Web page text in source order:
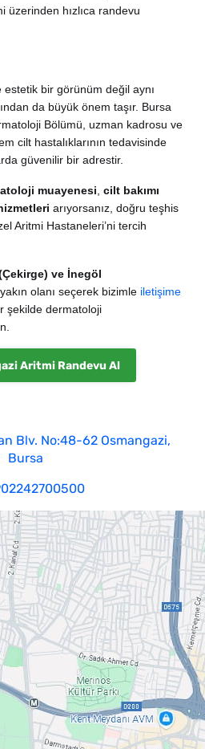
üzerinden hızlıca randevu
estetik bir görünüm değil aynı
da büyük önem taşır. Bursa
Bölümü, uzman kadrosu ve
cilt hastalıklarının tedavisinde
güvenilir bir adrestir.
muayenesi ,cilt bakımı
arıyorsanız, doğru teşhis
Aritmi Hastaneleri’ni tercih
ve İnegöl
olanı seçerek bizimle iletişime
şekilde dermatoloji
Aritmi Randevu Al
Blv. No:48-62 Osmangazi,
Bursa